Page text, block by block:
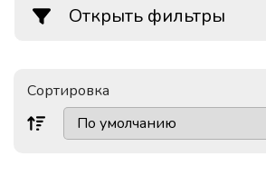
Открыть фильтры
Сортировка